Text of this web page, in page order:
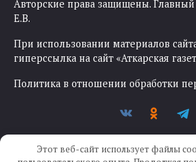
Авторские права защищены.
Е.В.
При использовании материалов
гиперссылка на сайт «Аткарская
Политика в отношении обработки
Этот веб-сайт использует файлы